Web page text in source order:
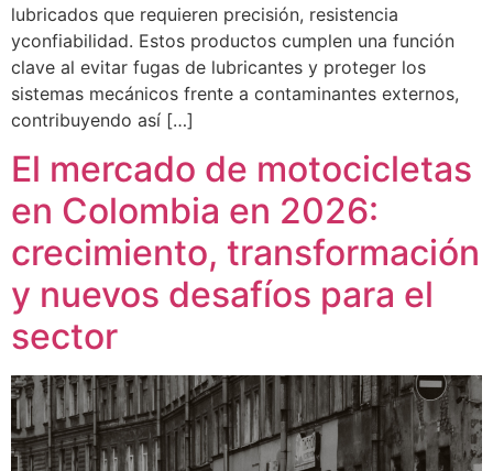
lubricados que requieren precisión, resistencia
yconfiabilidad. Estos productos cumplen una función
clave al evitar fugas de lubricantes y proteger los
sistemas mecánicos frente a contaminantes externos,
contribuyendo así […]
El mercado de motocicletas
en Colombia en 2026:
crecimiento, transformación
y nuevos desafíos para el
sector